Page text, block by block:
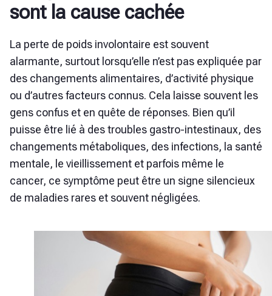
sont la cause cachée
La perte de poids involontaire est souvent
alarmante, surtout lorsqu’elle n’est pas expliquée par
des changements alimentaires, d’activité physique
ou d’autres facteurs connus. Cela laisse souvent les
gens confus et en quête de réponses. Bien qu’il
puisse être lié à des troubles gastro-intestinaux, des
changements métaboliques, des infections, la santé
mentale, le vieillissement et parfois même le
cancer, ce symptôme peut être un signe silencieux
de maladies rares et souvent négligées.